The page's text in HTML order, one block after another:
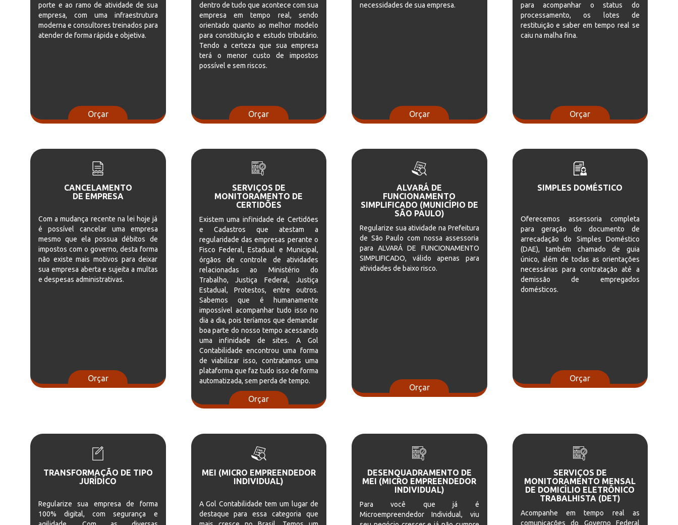
porte e ao ramo de atividade de sua
empresa, com uma infraestrutura
moderna e consultores treinados para
atender de forma rápida e objetiva.
Orçar
dentro de tudo que acontece com sua
empresa em tempo real, sendo
orientado quanto ao melhor modelo
para constituição e estudo tributário.
Tendo a certeza que sua empresa
terá o menor custo de impostos
possível e sem riscos.
Orçar
necessidades de sua empresa.
Orçar
para acompanhar o status do
processamento, os lotes de
restituição e saber em tempo real se
caiu na malha fina.
Orçar
CANCELAMENTO
DE EMPRESA
Com a mudança recente na lei hoje já
é possível cancelar uma empresa
mesmo que ela possua débitos de
impostos com o governo, desta forma
não existe mais motivos para deixar
sua empresa aberta e sujeita a multas
e despesas administrativas.
Orçar
SERVIÇOS DE
MONITORAMENTO DE
CERTIDÕES
Existem uma infinidade de Certidões
e Cadastros que atestam a
regularidade das empresas perante o
Fisco Federal, Estadual e Municipal,
órgãos de controle de atividades
relacionadas ao Ministério do
Trabalho, Justiça Federal, Justiça
Estadual, Protestos, entre outros.
Sabemos que é humanamente
impossível acompanhar tudo isso no
dia a dia, pois teríamos que demandar
boa parte do nosso tempo acessando
uma infinidade de sites. A Gol
Contabilidade encontrou uma forma
de viabilizar isso, contratamos uma
plataforma que faz tudo isso de forma
automatizada, sem perda de tempo.
Orçar
ALVARÁ DE
FUNCIONAMENTO
SIMPLIFICADO (MUNICÍPIO DE
SÃO PAULO)
Regularize sua atividade na Prefeitura
de São Paulo com nossa assessoria
para ALVARÁ DE FUNCIONAMENTO
SIMPLIFICADO, válido apenas para
atividades de baixo risco.
Orçar
SIMPLES DOMÉSTICO
Oferecemos assessoria completa
para geração do documento de
arrecadação do Simples Doméstico
(DAE), também chamado de guia
único, além de todas as orientações
necessárias para contratação até a
demissão de empregados
domésticos.
Orçar
TRANSFORMAÇÃO DE TIPO
JURÍDICO
Regularize sua empresa de forma
100% digital, com segurança e
MEI (MICRO EMPREENDEDOR
INDIVIDUAL)
A Gol Contabilidade tem um lugar de
destaque para essa categoria que
DESENQUADRAMENTO DE
MEI (MICRO EMPREENDEDOR
INDIVIDUAL)
Para você que já é
Microempreendedor Individual, viu
SERVIÇOS DE
MONITORAMENTO MENSAL
DE DOMICÍLIO ELETRÔNICO
TRABALHISTA (DET)
Acompanhe em tempo real as
comunicações do Governo Federal